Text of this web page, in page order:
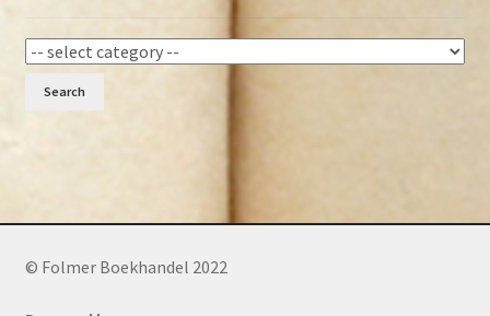
Search
© Folmer Boekhandel 2022